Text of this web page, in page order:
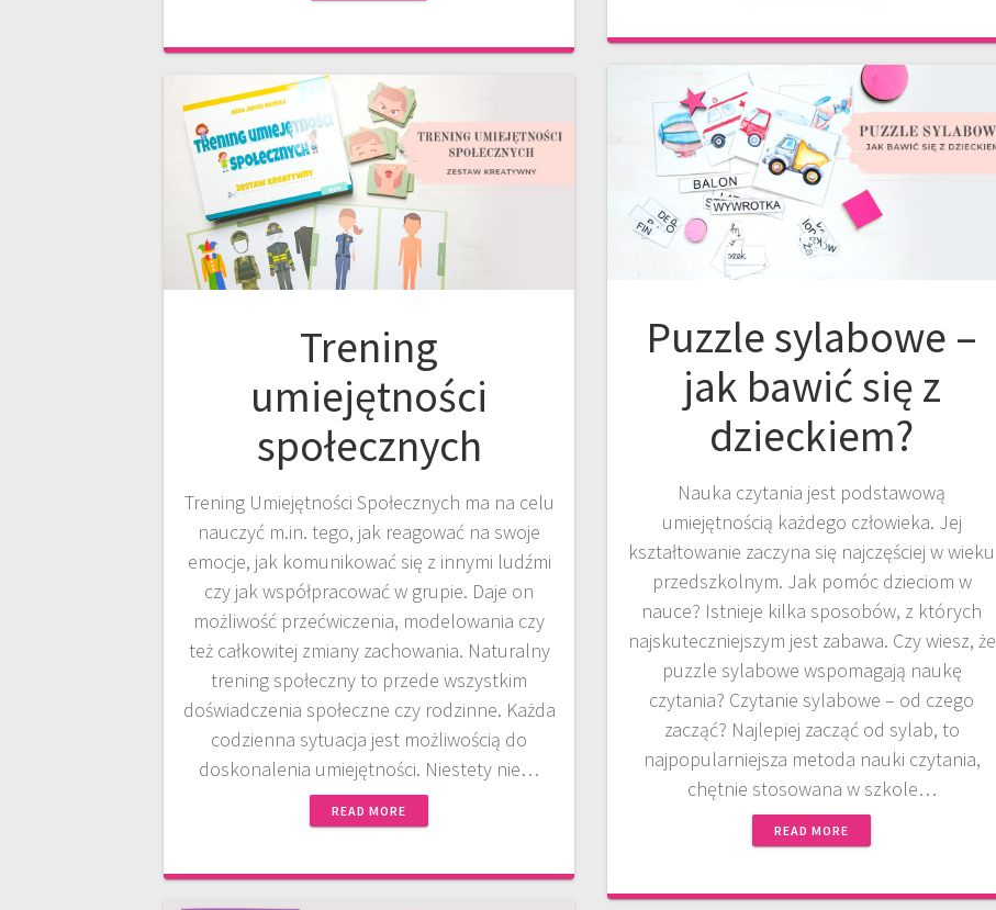
Puzzle sylabowe –
jak bawić się z
dzieckiem?
Nauka czytania jest podstawową
umiejętnością każdego człowieka. Jej
kształtowanie zaczyna się najczęściej w wieku
przedszkolnym. Jak pomóc dzieciom w
nauce? Istnieje kilka sposobów, z których
najskuteczniejszym jest zabawa. Czy wiesz, że
puzzle sylabowe wspomagają naukę
czytania? Czytanie sylabowe – od czego
zacząć? Najlepiej zacząć od sylab, to
najpopularniejsza metoda nauki czytania,
chętnie stosowana w szkole…
READ MORE
Trening
umiejętności
społecznych
Trening Umiejętności Społecznych ma na celu
nauczyć m.in. tego, jak reagować na swoje
emocje, jak komunikować się z innymi ludźmi
czy jak współpracować w grupie. Daje on
możliwość przećwiczenia, modelowania czy
też całkowitej zmiany zachowania. Naturalny
trening społeczny to przede wszystkim
doświadczenia społeczne czy rodzinne. Każda
codzienna sytuacja jest możliwością do
doskonalenia umiejętności. Niestety nie…
READ MORE